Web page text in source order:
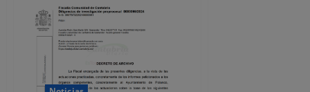
Cantabria
registró
incidentes
violentos
profesionales
sanitarios,
menos